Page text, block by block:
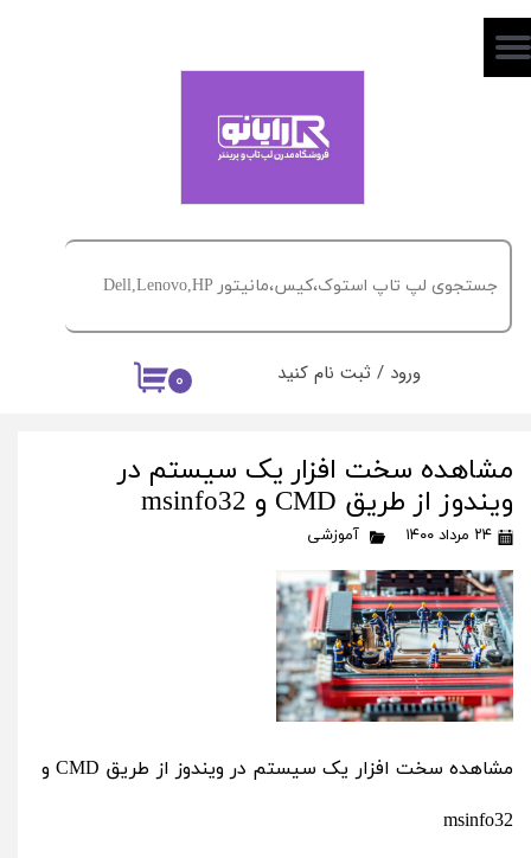
۰ ورود / ثبت نام کنید
حساب کاربری من
خروج از حساب کاربری
مشاهده سخت افزار یک سیستم در
ویندوز از طریق CMD و msinfo32
۲۴ مرداد ۱۴۰۰ آموزشی
مشاهده سخت افزار یک سیستم در ویندوز از طریق CMD و
msinfo32